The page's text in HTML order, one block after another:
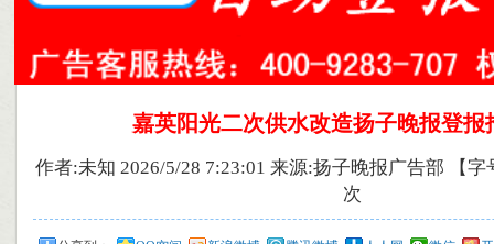
嘉英阳光二次供水改造扬子晚报登报
作者:未知 2026/5/28 7:23:01 来源:扬子晚报广告部 【
次